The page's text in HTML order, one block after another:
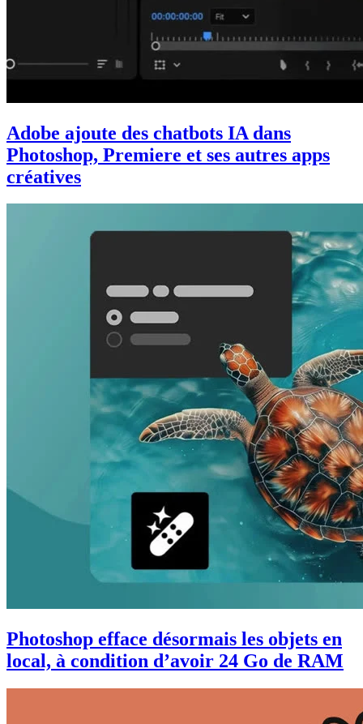
Adobe ajoute des chatbots IA dans
Photoshop, Premiere et ses autres apps
créatives
Photoshop efface désormais les objets en
local, à condition d’avoir 24 Go de RAM